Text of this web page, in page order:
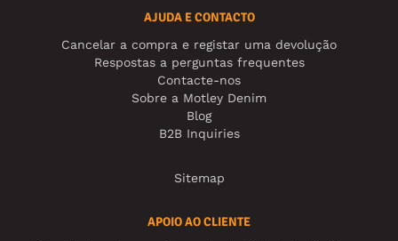
AJUDA E CONTACTO
Cancelar a compra e registar uma devolução
Respostas a perguntas frequentes
Contacte-nos
Sobre a Motley Denim
Blog
B2B Inquiries
Sitemap
APOIO AO CLIENTE